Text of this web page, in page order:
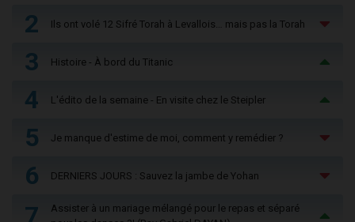
2 Ils ont volé 12 Sifré Torah à Levallois… mais pas la Torah
3 Histoire - À bord du Titanic
4 L'édito de la semaine - En visite chez le Steipler
5 Je manque d'estime de moi, comment y remédier ?
6 DERNIERS JOURS : Sauvez la jambe de Yohan
Assister à un mariage mélangé pour le repas et séparé